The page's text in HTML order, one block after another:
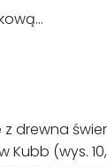
drewna
(wys.